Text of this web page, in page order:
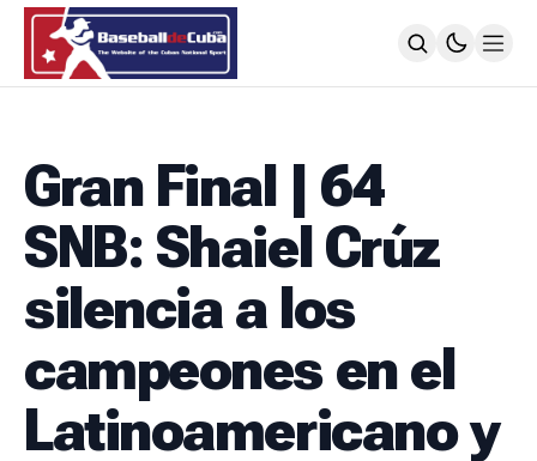
MLB
TODOS LOS JUEGOS
SIGUIENDO A LOS CUBANOS
LIGA ÉLITE
CALENDARIO
POSICIONES
64 SNB
Gran Final | 64
SNB: Shaiel Crúz
silencia a los
campeones en el
Latinoamericano y